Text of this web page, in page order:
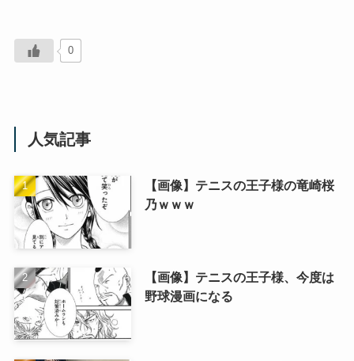
0
人気記事
【画像】テニスの王子様の竜崎桜
乃ｗｗｗ
【画像】テニスの王子様、今度は
野球漫画になる